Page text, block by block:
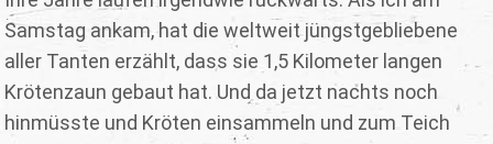
Samstag ankam, hat die weltweit jüngstgebliebene
aller Tanten erzählt, dass sie 1,5 Kilometer langen
Krötenzaun gebaut hat. Und da jetzt nachts noch
hinmüsste und Kröten einsammeln und zum Teich